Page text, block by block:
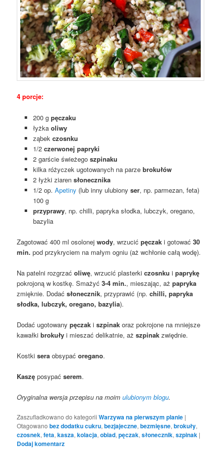
4 porcje:
200 g pęczaku
łyżka oliwy
ząbek czosnku
1/2 czerwonej papryki
2 garście świeżego szpinaku
kilka różyczek ugotowanych na parzebrokułów
2 łyżki ziaren słonecznika
1/2 op. Apetiny (lub inny ulubiony ser, np. parmezan, feta)
100 g
przyprawy, np. chilli, papryka słodka, lubczyk, oregano,
bazylia
Zagotować 400 ml osolonejwody, wrzucićpęczak i gotować30
min. pod przykryciem na małym ogniu (aż wchłonie całą wodę).
Na patelni rozgrzaćoliwę, wrzucić plasterkiczosnku ipaprykę
pokrojoną w kostkę. Smażyć3-4 min., mieszając, ażpapryka
zmięknie. Dodaćsłonecznik, przyprawić (np.chilli, papryka
słodka, lubczyk, oregano, bazylia).
Dodać ugotowanypęczak iszpinak oraz pokrojone na mniejsze
kawałkibrokuły i mieszać delikatnie, aższpinak zwiędnie.
Kostkisera obsypaćoregano.
Kaszę posypaćserem.
Oryginalna wersja przepisu na moimulubionym blogu.
Zaszufladkowano do kategorii Warzywa na pierwszym planie |
Otagowano bez dodatku cukru,bezjajeczne,bezmięsne,brokuły,
czosnek,feta,kasza,kolacja,obiad,pęczak,słonecznik,szpinak |
Dodaj komentarz